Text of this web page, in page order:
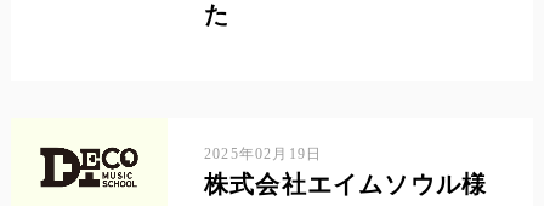
た
2025年02月19日
株式会社エイムソウル様